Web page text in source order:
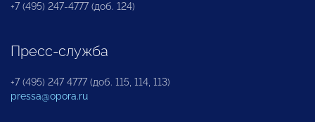
+7 (495) 247-4777 (доб. 124)
Пресс-служба
+7 (495) 247 4777 (доб. 115, 114, 113)
pressa@opora.ru